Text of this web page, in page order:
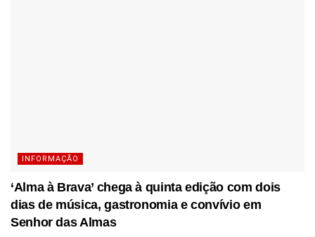
INFORMAÇÃO
‘Alma à Brava’ chega à quinta edição com dois
dias de música, gastronomia e convívio em
Senhor das Almas